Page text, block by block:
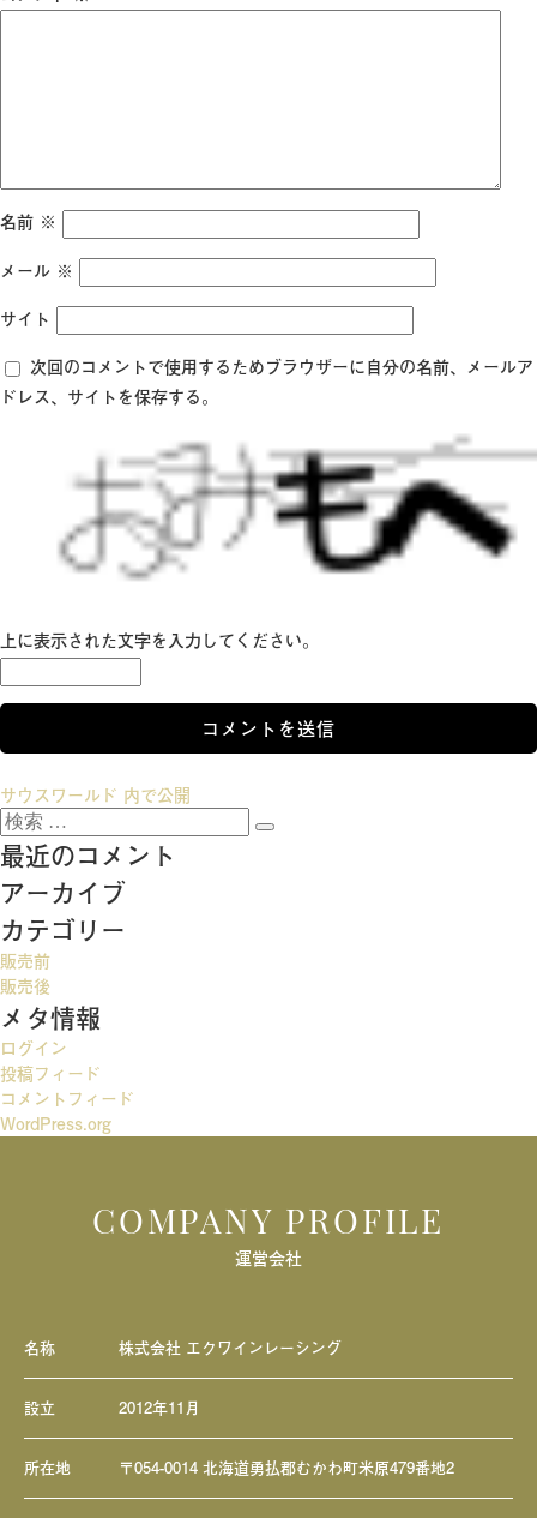
名前 ※
メール ※
サイト
次回のコメントで使用するためブラウザーに自分の名前、メールア
ドレス、サイトを保存する。
上に表示された文字を入力してください。
投
稿
ナ
ビ
ゲ
ー
シ
ョ
ン
サウスワールド 内で公開
検
索:
検
最近のコメント
アーカイブ
カテゴリー
販売前
販売後
メタ情報
ログイン
投稿フィード
コメントフィード
WordPress.org
COMPANY PROFILE
運営会社
名称 株式会社 エクワインレーシング
設立 2012年11月
所在地 〒054-0014 北海道勇払郡むかわ町米原479番地2